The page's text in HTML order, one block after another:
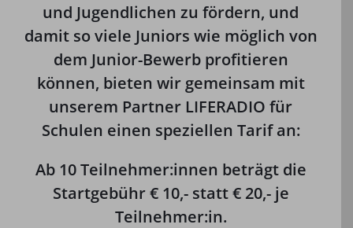
und Jugendlichen zu fördern, und
damit so viele Juniors wie möglich von
dem Junior-Bewerb profitieren
können, bieten wir gemeinsam mit
unserem Partner LIFERADIO für
Schulen einen speziellen Tarif an:
Ab 10 Teilnehmer:innen beträgt die
Startgebühr € 10,- statt € 20,- je
Teilnehmer:in.